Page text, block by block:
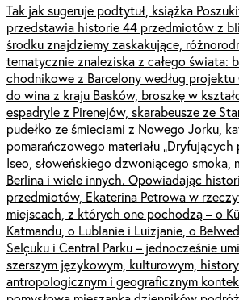
Tak jak sugeruje podtytuł, książka
przedstawia historie 44 przedmiotów z
środku znajdziemy zaskakujące,
tematycznie znaleziska z całego świata:
chodnikowe z Barcelony według
do wina z kraju Basków, broszkę w
espadryle z Pirenejów, skarabeusze ze
pudełko ze śmieciami z Nowego Jorku,
pomarańczowego materiału
Iseo, słoweńskiego dzwoniącego smoka,
Berlina i wiele innych. Opowiadając
przedmiotów, Ekaterina Petrowa w
miejscach, z których one pochodzą – o
Katmandu, o Lublanie i Luizjanie, o
Selçuku i Central Parku – jednocześnie
szerszym językowym, kulturowym,
antropologicznym i geograficznym